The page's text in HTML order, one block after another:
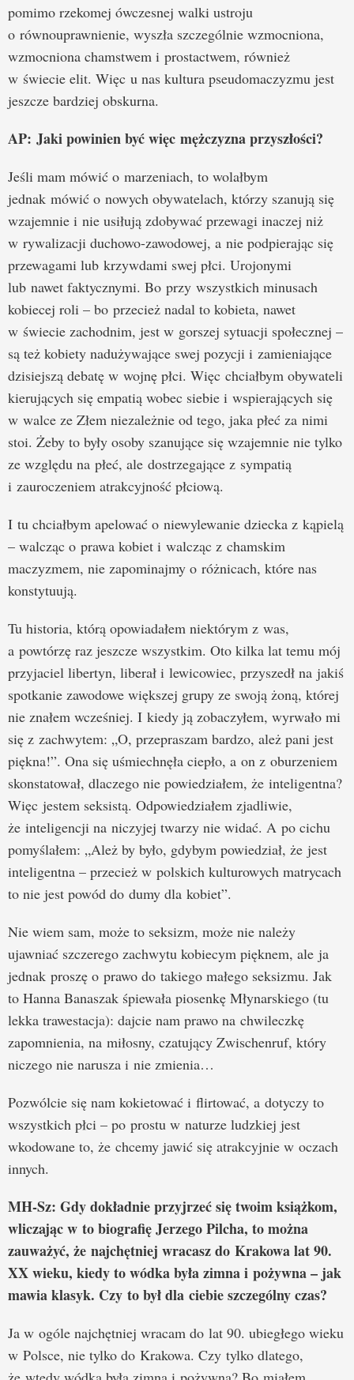
pomimo rzekomej ówczesnej walki ustroju
o równouprawnienie, wyszła szczególnie wzmocniona,
wzmocniona chamstwem i prostactwem, również
w świecie elit. Więc u nas kultura pseudomaczyzmu jest
jeszcze bardziej obskurna.
AP: Jaki powinien być więc mężczyzna przyszłości?
Jeśli mam mówić o marzeniach, to wolałbym
jednak mówić o nowych obywatelach, którzy szanują się
wzajemnie i nie usiłują zdobywać przewagi inaczej niż
w rywalizacji duchowo-zawodowej, a nie podpierając się
przewagami lub krzywdami swej płci. Urojonymi
lub nawet faktycznymi. Bo przy wszystkich minusach
kobiecej roli – bo przecież nadal to kobieta, nawet
w świecie zachodnim, jest w gorszej sytuacji społecznej –
są też kobiety nadużywające swej pozycji i zamieniające
dzisiejszą debatę w wojnę płci. Więc chciałbym obywateli
kierujących się empatią wobec siebie i wspierających się
w walce ze Złem niezależnie od tego, jaka płeć za nimi
stoi. Żeby to były osoby szanujące się wzajemnie nie tylko
ze względu na płeć, ale dostrzegające z sympatią
i zauroczeniem atrakcyjność płciową.
I tu chciałbym apelować o niewylewanie dziecka z kąpielą
– walcząc o prawa kobiet i walcząc z chamskim
maczyzmem, nie zapominajmy o różnicach, które nas
konstytuują.
Tu historia, którą opowiadałem niektórym z was,
a powtórzę raz jeszcze wszystkim. Oto kilka lat temu mój
przyjaciel libertyn, liberał i lewicowiec, przyszedł na jakiś
spotkanie zawodowe większej grupy ze swoją żoną, której
nie znałem wcześniej. I kiedy ją zobaczyłem, wyrwało mi
się z zachwytem: „O, przepraszam bardzo, ależ pani jest
piękna!”. Ona się uśmiechnęła ciepło, a on z oburzeniem
skonstatował, dlaczego nie powiedziałem, że inteligentna?
Więc jestem seksistą. Odpowiedziałem zjadliwie,
że inteligencji na niczyjej twarzy nie widać. A po cichu
pomyślałem: „Ależ by było, gdybym powiedział, że jest
inteligentna – przecież w polskich kulturowych matrycach
to nie jest powód do dumy dla kobiet”.
Nie wiem sam, może to seksizm, może nie należy
ujawniać szczerego zachwytu kobiecym pięknem, ale ja
jednak proszę o prawo do takiego małego seksizmu. Jak
to Hanna Banaszak śpiewała piosenkę Młynarskiego (tu
lekka trawestacja): dajcie nam prawo na chwileczkę
zapomnienia, na miłosny, czatujący Zwischenruf, który
niczego nie narusza i nie zmienia…
Pozwólcie się nam kokietować i flirtować, a dotyczy to
wszystkich płci – po prostu w naturze ludzkiej jest
wkodowane to, że chcemy jawić się atrakcyjnie w oczach
innych.
MH-Sz: Gdy dokładnie przyjrzeć się twoim książkom,
wliczając w to biografię Jerzego Pilcha, to można
zauważyć, że najchętniej wracasz do Krakowa lat 90.
XX wieku, kiedy to wódka była zimna i pożywna – jak
mawia klasyk. Czy to był dla ciebie szczególny czas?
Ja w ogóle najchętniej wracam do lat 90. ubiegłego wieku
w Polsce, nie tylko do Krakowa. Czy tylko dlatego,